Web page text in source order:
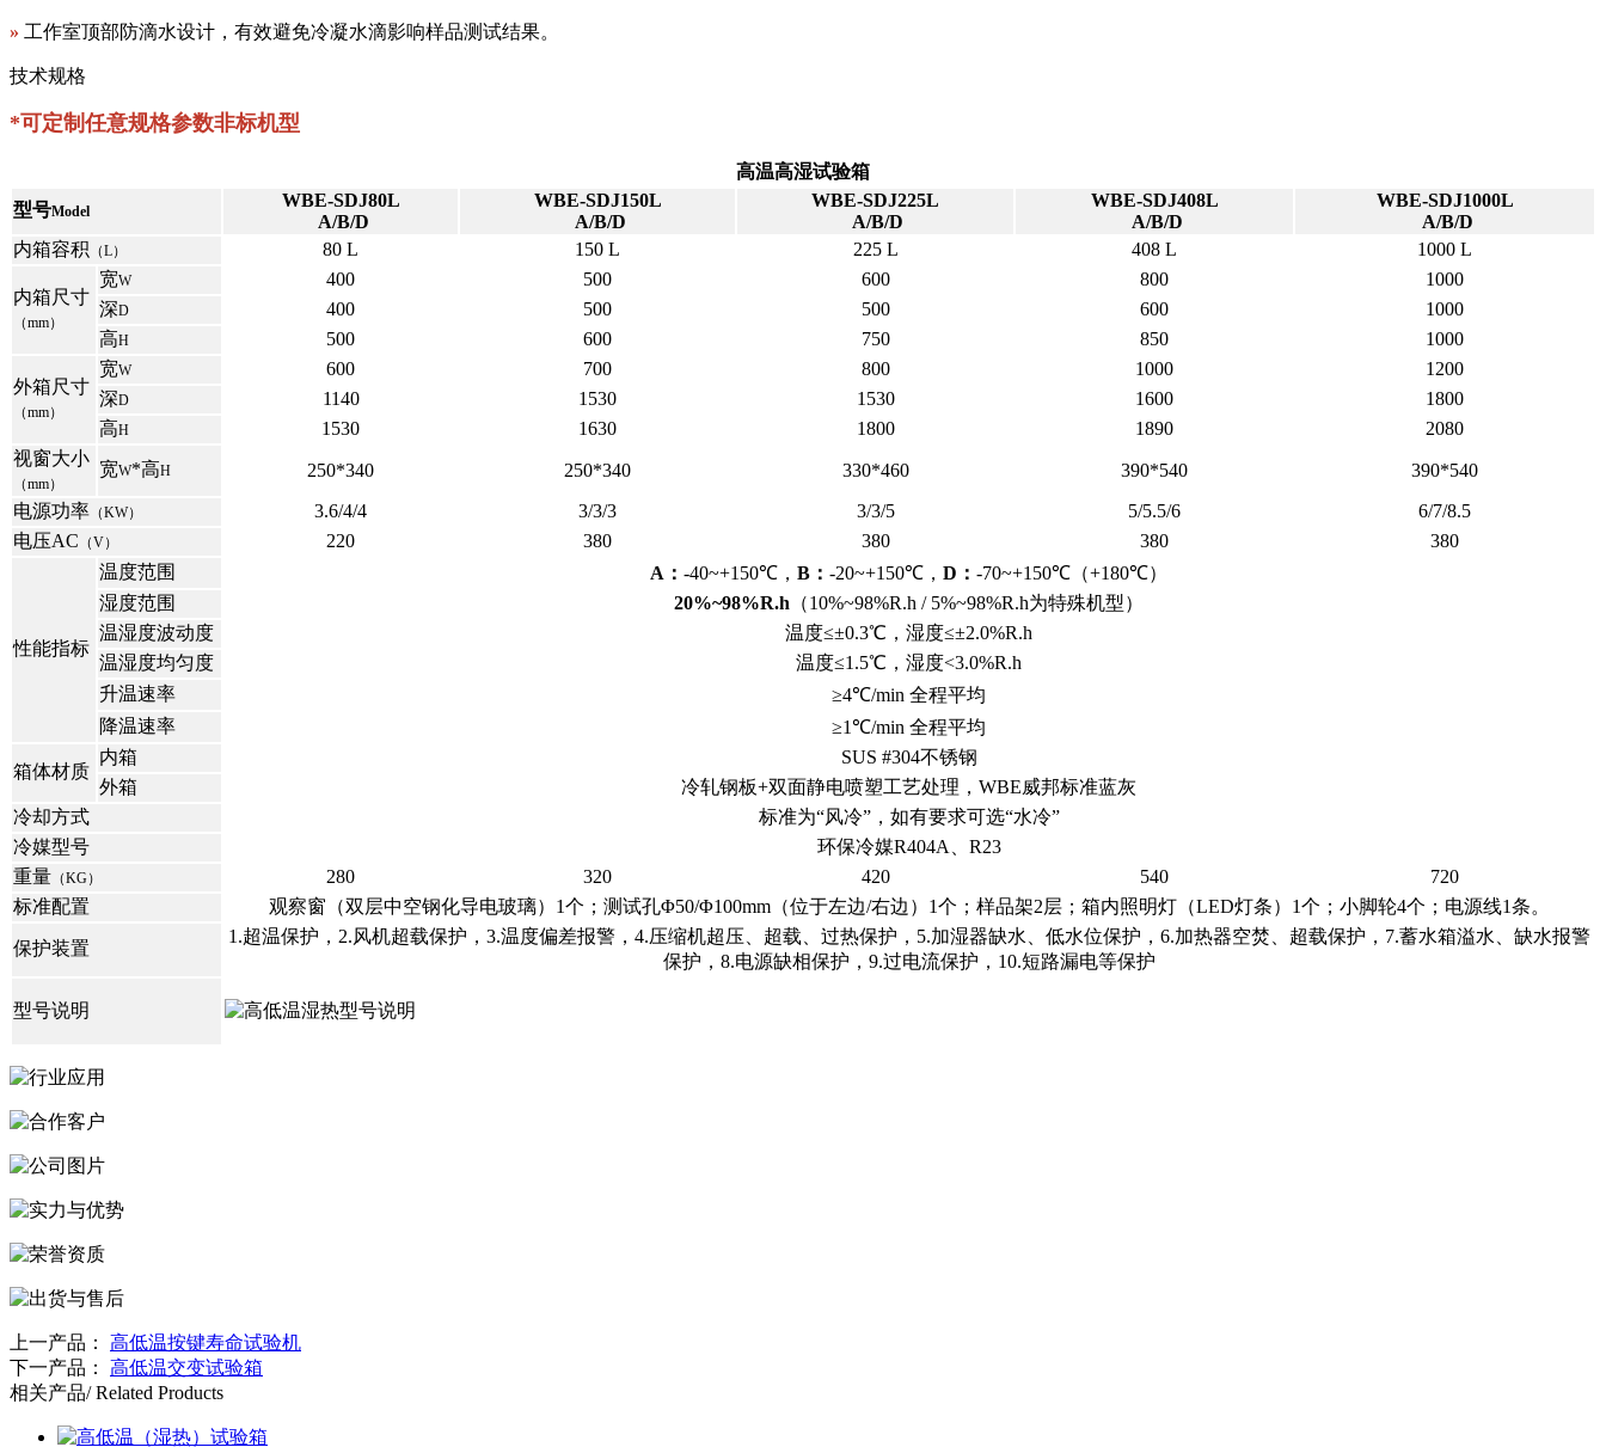
» 工作室顶部防滴水设计，有效避免冷凝水滴影响样品测试结果。
技术规格
*可定制任意规格参数非标机型
高温高湿试验箱
型号Model
WBE-SDJ80L
A/B/D
WBE-SDJ150L
A/B/D
WBE-SDJ225L
A/B/D
WBE-SDJ408L
A/B/D
WBE-SDJ1000L
A/B/D
内箱容积 （L） 80 L 150 L 225 L 408 L 1000 L
内箱尺寸
（mm）
宽W 400 500 600 800
1000
深D 400 500 500 600
1000
高H 500 600 750 850 1000
外箱尺寸
（mm）
宽W 600 700 800 1000
1200
深D 1140 1530 1530 1600
1800
高H 1530 1630 1800 1890
2080
视窗大小
（mm）
宽W*高H 250*340 250*340 330*460 390*540
390*540
电源功率 （KW） 3.6/4/4 3/3/3 3/3/5 5/5.5/6
6/7/8.5
电压AC （V） 220 380 380 380 380
性能指标
温度范围 A： -40~+150℃， B： -20~+150℃， D： -70~+150℃（+180℃）
湿度范围
20%~98%R.h （10%~98%R.h / 5%~98%R.h为特殊机型）
温湿度波动度
温度≤±0.3℃，湿度≤±2.0%R.h
温湿度均匀度
温度≤1.5℃，湿度<3.0%R.h
升温速率
≥4℃/min 全程平均
降温速率
≥1℃/min 全程平均
箱体材质
内箱
SUS #304不锈钢
外箱
冷轧钢板+双面静电喷塑工艺处理，WBE威邦标准蓝灰
冷却方式
标准为“风冷”，如有要求可选“水冷”
冷媒型号
环保冷媒R404A、R23
重量 （KG） 280 320 420 540
720
标准配置
观察窗（双层中空钢化导电玻璃）1个；测试孔Φ50/Φ100mm（位于左边/右边）1个；样品架2层；箱内照明灯（LED灯条）1个；小脚轮4个；电源线1条。
保护装置
1.超温保护，2.风机超载保护，3.温度偏差报警，4.压缩机超压、超载、过热保护，5.加湿器缺水、低水位保护，6.加热器空焚、超载保护，7.蓄水箱溢水、缺水报警
保护，8.电源缺相保护，9.过电流保护，10.短路漏电等保护
型号说明
上一产品： 高低温按键寿命试验机
下一产品： 高低温交变试验箱
相关产品/ Related Products